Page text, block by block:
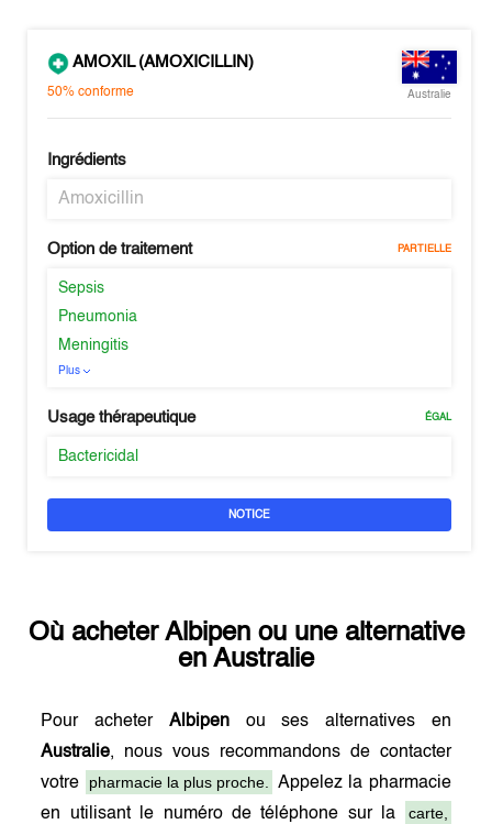
AMOXIL (AMOXICILLIN)
50%conforme Australie
Ingrédients
Amoxicillin
Option de traitement PARTIELLE
Sepsis
Pneumonia
Meningitis
Plus
Usage thérapeutique ÉGAL
Bactericidal
NOTICE
Où acheter Albipenou une alternative
en Australie
Pour acheter Albipenou ses alternatives en
Australie, nous vous recommandons de contacter
votre
pharmacie la plus proche.
Appelez la pharmacie
en utilisant le numéro de téléphone sur la
carte,